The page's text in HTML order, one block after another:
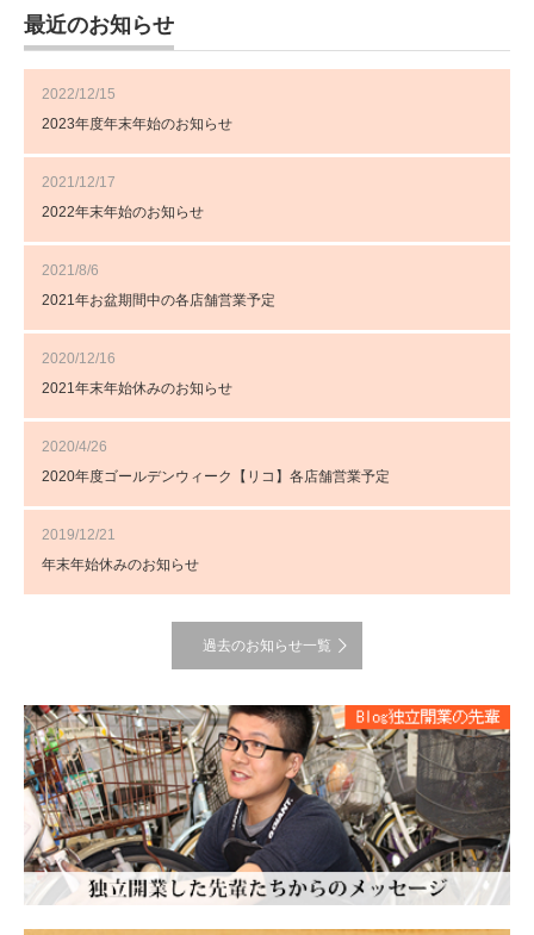
最近のお知らせ
2022/12/15
2023年度年末年始のお知らせ
2021/12/17
2022年末年始のお知らせ
2021/8/6
2021年お盆期間中の各店舗営業予定
2020/12/16
2021年末年始休みのお知らせ
2020/4/26
2020年度ゴールデンウィーク【リコ】各店舗営業予定
2019/12/21
年末年始休みのお知らせ
過去のお知らせ一覧